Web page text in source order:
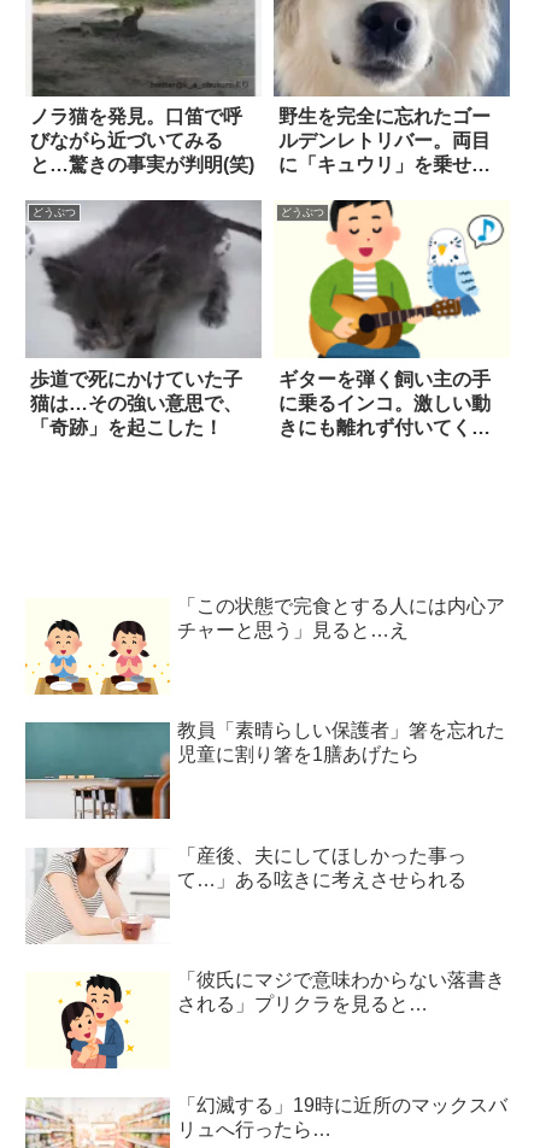
ノラ猫を発見。口笛で呼
びながら近づいてみる
と…驚きの事実が判明(笑)
野生を完全に忘れたゴー
ルデンレトリバー。両目
に「キュウリ」を乗せる
どうぶつ
歩道で死にかけていた子
猫は…その強い意思で、
「奇跡」を起こした！
どうぶつ
ギターを弾く飼い主の手
に乗るインコ。激しい動
きにも離れず付いてくる
「この状態で完食とする人には内心ア
チャーと思う」見ると…え
教員「素晴らしい保護者」箸を忘れた
児童に割り箸を1膳あげたら
「産後、夫にしてほしかった事っ
て…」ある呟きに考えさせられる
「彼氏にマジで意味わからない落書き
される」プリクラを見ると…
「幻滅する」19時に近所のマックスバ
リュへ行ったら…